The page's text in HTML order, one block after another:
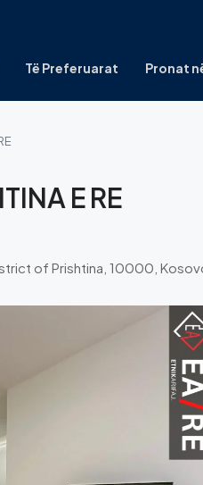
Të Preferuarat Pronat
E RE
of Prishtina, 10000,